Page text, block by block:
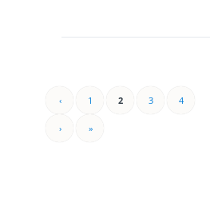
‹ 1 2 3 4
› »